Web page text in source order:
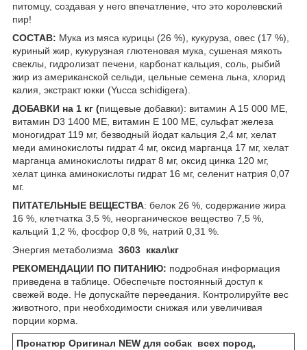
питомцу, создавая у него впечатление, что это королевский
пир!
СОСТАВ: Мука из мяса курицы (26 %), кукуруза, овес (17 %),
куриный жир, кукурузная глютеновая мука, сушеная мякоть
свеклы, гидролизат печени, карбонат кальция, соль, рыбий
жир из американской сельди, цельные семена льна, хлорид
калия, экстракт юкки (Yucca schidigera).
ДОБАВКИ на 1 кг (пищевые добавки): витамин A 15 000 МЕ,
витамин D3 1400 МЕ, витамин E 100 МЕ, сульфат железа
моногидрат 119 мг, безводный йодат кальция 2,4 мг, хелат
меди аминокислоты гидрат 4 мг, оксид марганца 17 мг, хелат
марганца аминокислоты гидрат 8 мг, оксид цинка 120 мг,
хелат цинка аминокислоты гидрат 16 мг, селенит натрия 0,07
мг.
ПИТАТЕЛЬНЫЕ ВЕЩЕСТВА: белок 26 %, содержание жира
16 %, клетчатка 3,5 %, неорганическое вещество 7,5 %,
кальций 1,2 %, фосфор 0,8 %, натрий 0,31 %.
Энергия метаболизма 3603 ккал\кг
РЕКОМЕНДАЦИИ ПО ПИТАНИЮ: подробная информация
приведена в таблице. Обеспечьте постоянный доступ к
свежей воде. Не допускайте переедания. Контролируйте вес
животного, при необходимости снижая или увеличивая
порции корма.
Пронатюр Оригинал NEW для собак всех пород,